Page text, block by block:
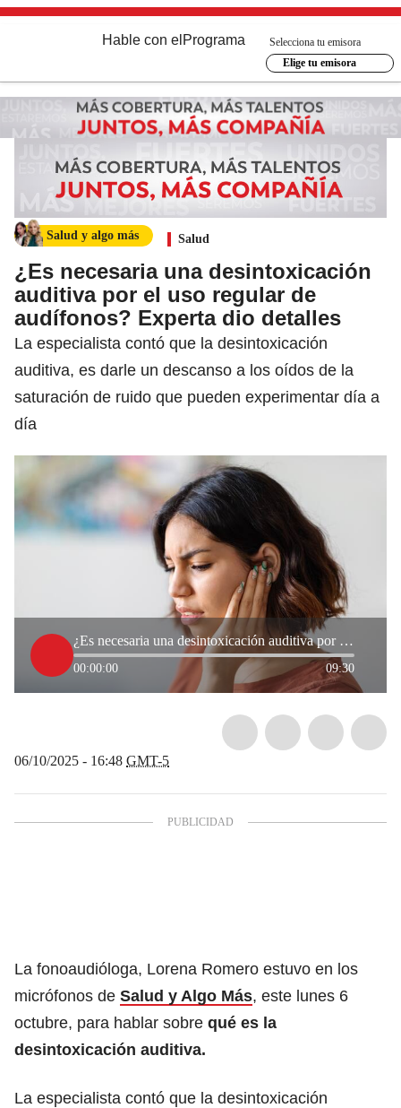
Hable con el Programa
Selecciona tu emisora
Elige tu emisora
Salud y algo más Salud
¿Es necesaria una desintoxicación
auditiva por el uso regular de
audífonos? Experta dio detalles
La especialista contó que la desintoxicación
auditiva, es darle un descanso a los oídos de la
saturación de ruido que pueden experimentar día a
día
¿Es necesaria una desintoxicación auditiva por el uso regular de audífonos? Experta dio detalles
00:00:00 09:30
06/10/2025 - 16:48 GMT-5
La fonoaudióloga, Lorena Romero estuvo en los
micrófonos de Salud y Algo Más, este lunes 6
octubre, para hablar sobre qué es la
desintoxicación auditiva.
La especialista contó que la desintoxicación